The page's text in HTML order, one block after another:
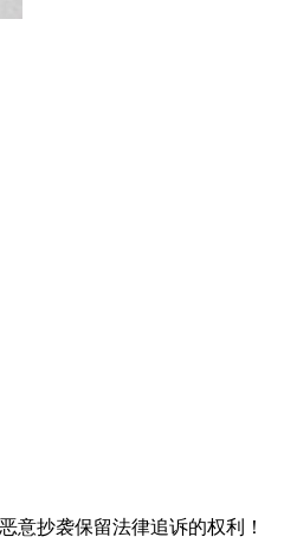
意抄袭保留法律追诉的权利！